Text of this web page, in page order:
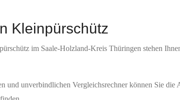
Kleinpürschütz
im Saale-Holzland-Kreis Thüringen stehen
und unverbindlichen Vergleichsrechner können Sie